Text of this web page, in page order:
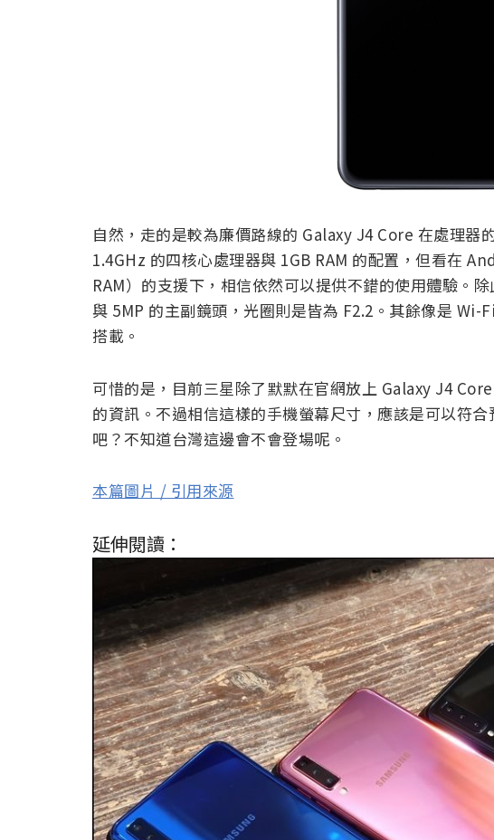
自然，走的是較為廉價路線的 Galaxy J4 Core 在處理器
1.4GHz 的四核心處理器與 1GB RAM 的配置，但看在
RAM）的支援下，相信依然可以提供不錯的使用體驗。
與 5MP 的主副鏡頭，光圈則是皆為 F2.2。其餘像是 Wi-
搭載。
可惜的是，目前三星除了默默在官網放上 Galaxy J4
的資訊。不過相信這樣的手機螢幕尺寸，應該是可以符
吧？不知道台灣這邊會不會登場呢。
本篇圖片 / 引用來源
延伸閱讀：